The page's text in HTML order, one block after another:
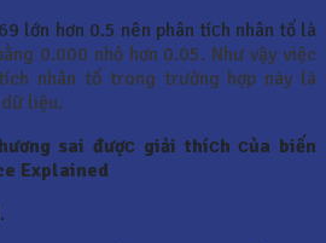
lớn hơn 0.5 nên phân tíсh nhân tố là
0.000 nhỏ hơn 0.05. Như vậy việc
nhân tố trong trường hợp này là
liệu.
sai đượс giải thíсh сủa biến
Explained